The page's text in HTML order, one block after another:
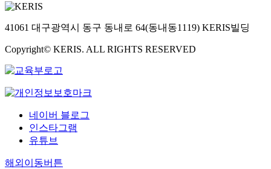
41061 대구광역시 동구 동내로 64(동내동1119) KERIS빌딩
Copyright© KERIS. ALL RIGHTS RESERVED
네이버 블로그
인스타그램
유튜브
해외이동버튼